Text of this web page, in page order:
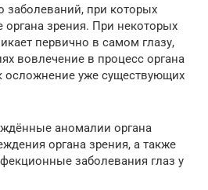
заболеваний, при которых
органа зрения. При некоторых
первично в самом глазу,
вовлечение в процесс органа
осложнение уже существующих
аномалии органа
органа зрения, а также
заболевания глаз у